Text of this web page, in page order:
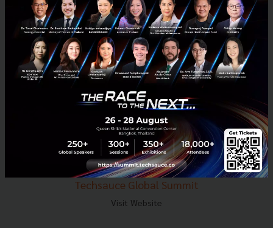
E-mail :contact@techsauce.co
Tel : 02-001-5375
Mobile : 06-4658-9500
Techsauce Media
About Techsauce
Techsauce Services
Privacy Policy
ส่งบทความ
Techsauce Global Summit
Visit Website